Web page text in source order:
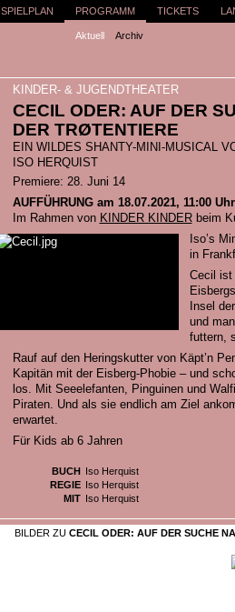
SPIELPLAN PROGRAMM
Aktuell Archiv
TICKETS
KINDER- & JUGENDTHEATER
CECIL ODER: AUF DER
DER TRØTENTIERE
EIN WILDES SHANTY-MINI-MUSICAL
ISO HERQUIST
Premiere: 28. Juni 14
AUFFÜHRUNG am 18.07.2021, 11:00 Uhr
Im Rahmen von KINDER KINDERbeim
Iso’s
in
Cecil ist
Insel
und
futtern,
Rauf auf den Heringskutter von Käpt’n
Kapitän mit der Eisberg-Phobie – und
los. Mit Seeelefanten, Pinguinen und
Piraten. Und als sie endlich am Ziel
erwartet.
Für Kids ab 6 Jahren
BUCH Iso Herquist
REGIE Iso Herquist
MIT Iso Herquist
BILDER ZU CECIL ODER: AUF DER SUCHE